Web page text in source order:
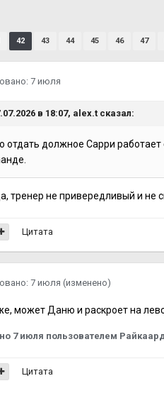
42 43 44 45 46 47
7 июля
в 18:07, alex.tсказал:
отдать должное Сарри работает
тренер не привередливый и не
Цитата
7 июля (изменено)
может Даню и раскроет на
7 июля пользователем
Цитата